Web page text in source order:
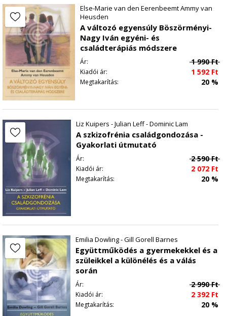
Else-Marie van den Eerenbeemt Ammy van
Heusden
A változó egyensúly Böszörményi-
Nagy Iván egyéni- és
családterápiás módszere
Ár: 1 990Ft
Kiadói ár: 1 592 Ft
Megtakarítás: 20 %
Liz Kuipers - Julian Leff - Dominic Lam
A szkizofrénia családgondozása -
Gyakorlati útmutató
Ár: 2 590Ft
Kiadói ár: 2 072 Ft
Megtakarítás: 20 %
Emilia Dowling - Gill Gorell Barnes
Együttműködés a gyermekekkel és a
szüleikkel a különélés és a válás
során
Ár: 2 990Ft
Kiadói ár: 2 392 Ft
Megtakarítás: 20 %